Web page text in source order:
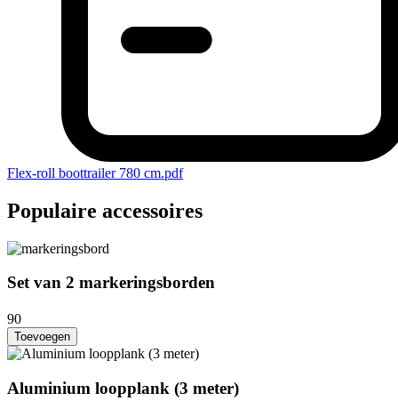
Flex-roll boottrailer 780 cm.pdf
Populaire accessoires
Set van 2 markeringsborden
90
Toevoegen
Aluminium loopplank (3 meter)